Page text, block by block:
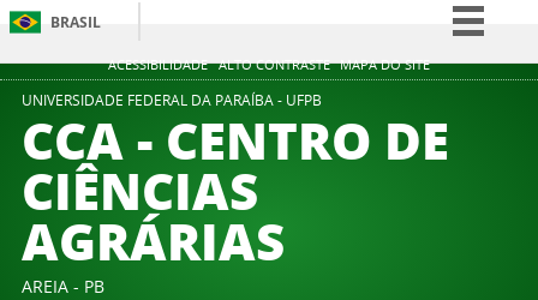
ACESSIBILIDADE ALTO CONTRASTE MAPA DO SITE
BRASIL
Simplifique!
Participe
UNIVERSIDADE FEDERAL DA PARAÍBA - UFPB
CCA - CENTRO DE
CIÊNCIAS
AGRÁRIAS
AREIA - PB